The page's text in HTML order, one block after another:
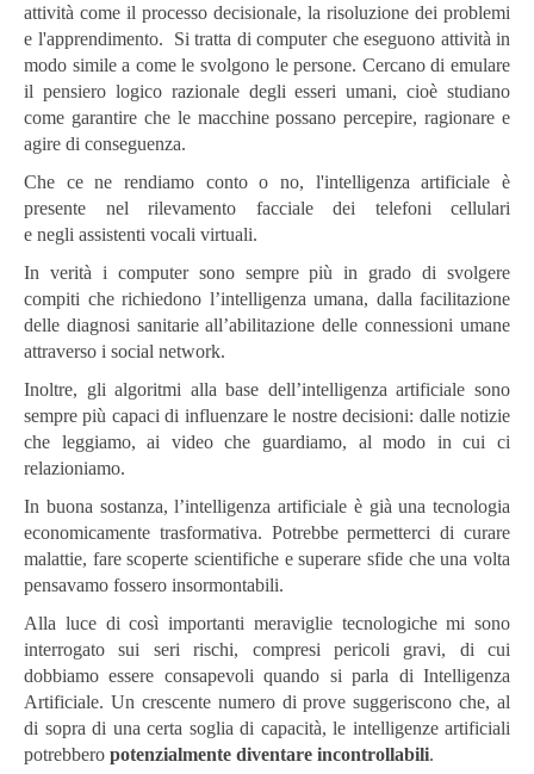
attività come il processo decisionale, la risoluzione dei problemi
e l'apprendimento. Si tratta di computer che eseguono attività in
modo simile a come le svolgono le persone. Cercano di emulare
il pensiero logico razionale degli esseri umani, cioè studiano
come garantire che le macchine possano percepire, ragionare e
agire di conseguenza.
Che ce ne rendiamo conto o no, l'intelligenza artificiale è
presente nel rilevamento facciale dei telefoni cellulari
e negli assistenti vocali virtuali.
In verità i computer sono sempre più in grado di svolgere
compiti che richiedono l’intelligenza umana, dalla facilitazione
delle diagnosi sanitarie all’abilitazione delle connessioni umane
attraverso i social network.
Inoltre, gli algoritmi alla base dell’intelligenza artificiale sono
sempre più capaci di influenzare le nostre decisioni: dalle notizie
che leggiamo, ai video che guardiamo, al modo in cui ci
relazioniamo.
In buona sostanza, l’intelligenza artificiale è già una tecnologia
economicamente trasformativa. Potrebbe permetterci di curare
malattie, fare scoperte scientifiche e superare sfide che una volta
pensavamo fossero insormontabili.
Alla luce di così importanti meraviglie tecnologiche mi sono
interrogato sui seri rischi, compresi pericoli gravi, di cui
dobbiamo essere consapevoli quando si parla di Intelligenza
Artificiale. Un crescente numero di prove suggeriscono che, al
di sopra di una certa soglia di capacità, le intelligenze artificiali
potrebbero potenzialmente diventare incontrollabili.